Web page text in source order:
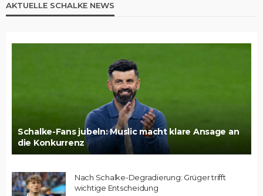
AKTUELLE SCHALKE NEWS
Schalke-Fans jubeln: Muslic macht klare Ansage an
die Konkurrenz
Nach Schalke-Degradierung: Grüger trifft
wichtige Entscheidung